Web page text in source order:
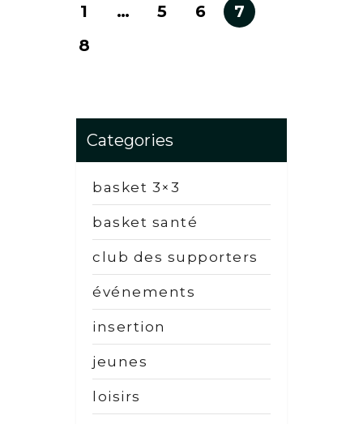
1 … 5 6
7
8
Categories
basket 3×3
basket santé
club des supporters
événements
insertion
jeunes
loisirs